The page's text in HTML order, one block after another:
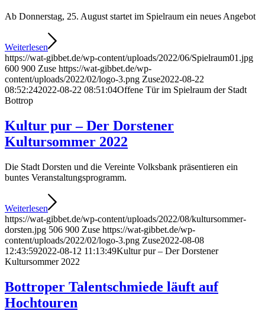
Ab Donnerstag, 25. August startet im Spielraum ein neues Angebot
Weiterlesen
https://wat-gibbet.de/wp-content/uploads/2022/06/Spielraum01.jpg
600 900 Zuse https://wat-gibbet.de/wp-
content/uploads/2022/02/logo-3.png Zuse2022-08-22
08:52:242022-08-22 08:51:04Offene Tür im Spielraum der Stadt
Bottrop
Kultur pur – Der Dorstener
Kultursommer 2022
Die Stadt Dorsten und die Vereinte Volksbank präsentieren ein
buntes Veranstaltungsprogramm.
Weiterlesen
https://wat-gibbet.de/wp-content/uploads/2022/08/kultursommer-
dorsten.jpg 506 900 Zuse https://wat-gibbet.de/wp-
content/uploads/2022/02/logo-3.png Zuse2022-08-08
12:43:592022-08-12 11:13:49Kultur pur – Der Dorstener
Kultursommer 2022
Bottroper Talentschmiede läuft auf
Hochtouren